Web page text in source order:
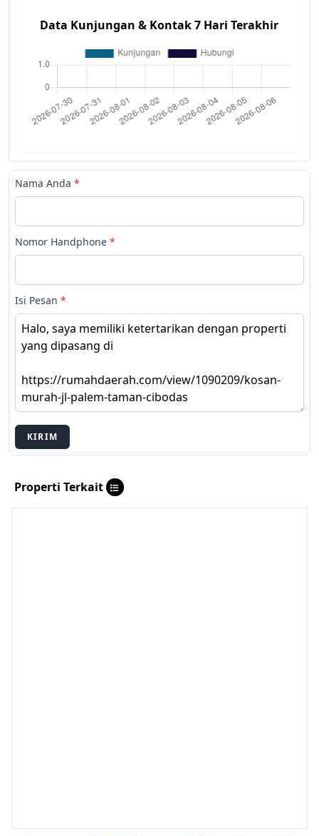
Data Kunjungan & Kontak 7 Hari Terakhir
Nama Anda *
Nomor Handphone *
Isi Pesan *
KIRIM
Properti Terkait